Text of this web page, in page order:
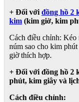
+ Đối với đồng hồ 2
kim (kim giờ, kim
Cách điều chỉnh:
núm sao cho kim
giờ thích hợp.
+ Đối với đồng hồ 2
phút, kim giây và
Cách điều chỉnh: